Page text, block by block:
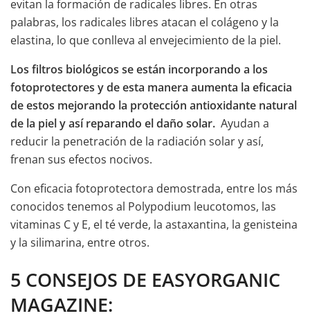
evitan la formación de radicales libres. En otras
palabras, los radicales libres atacan el colágeno y la
elastina, lo que conlleva al envejecimiento de la piel.
Los filtros biológicos se están incorporando a los
fotoprotectores y de esta manera aumenta la eficacia
de estos mejorando la protección antioxidante natural
de la piel y así reparando el daño solar. Ayudan a
reducir la penetración de la radiación solar y así,
frenan sus efectos nocivos.
Con eficacia fotoprotectora demostrada, entre los más
conocidos tenemos al Polypodium leucotomos, las
vitaminas C y E, el té verde, la astaxantina, la genisteina
y la silimarina, entre otros.
5 CONSEJOS DE EASYORGANIC
MAGAZINE: